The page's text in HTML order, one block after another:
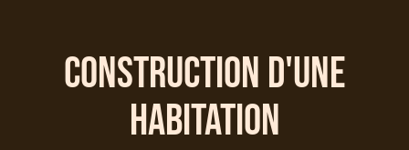
Construction d'une
habitation